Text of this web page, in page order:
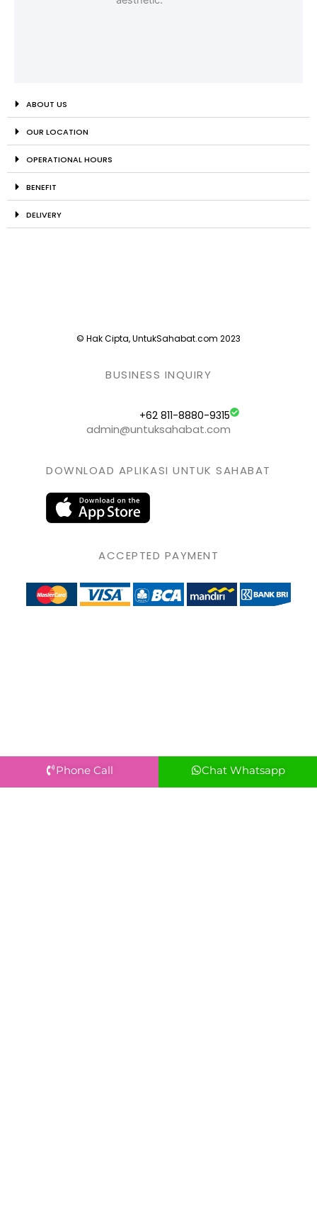
ABOUT US
OUR LOCATION
OPERATIONAL HOURS
BENEFIT
DELIVERY
© Hak Cipta, UntukSahabat.com 2023
BUSINESS INQUIRY
+62 811-8880-9315
admin@untuksahabat.com
DOWNLOAD APLIKASI UNTUK SAHABAT
ACCEPTED PAYMENT
Phone Call Chat Whatsapp